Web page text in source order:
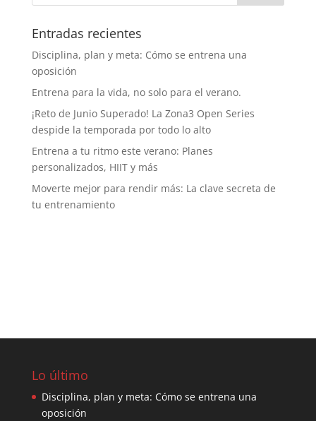
Entradas recientes
Disciplina, plan y meta: Cómo se entrena una
oposición
Entrena para la vida, no solo para el verano.
¡Reto de Junio Superado! La Zona3 Open Series
despide la temporada por todo lo alto
Entrena a tu ritmo este verano: Planes
personalizados, HIIT y más
Moverte mejor para rendir más: La clave secreta de
tu entrenamiento
Lo último
Disciplina, plan y meta: Cómo se entrena una
oposición